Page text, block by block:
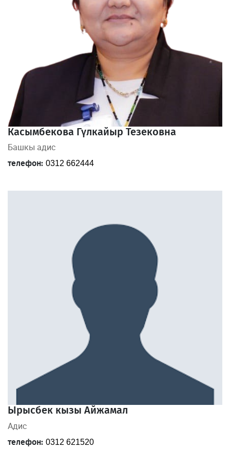
Касымбекова Гүлкайыр Тезековна
Башкы адис
телефон: 0312 662444
Ырысбек кызы Айжамал
Адис
телефон: 0312 621520